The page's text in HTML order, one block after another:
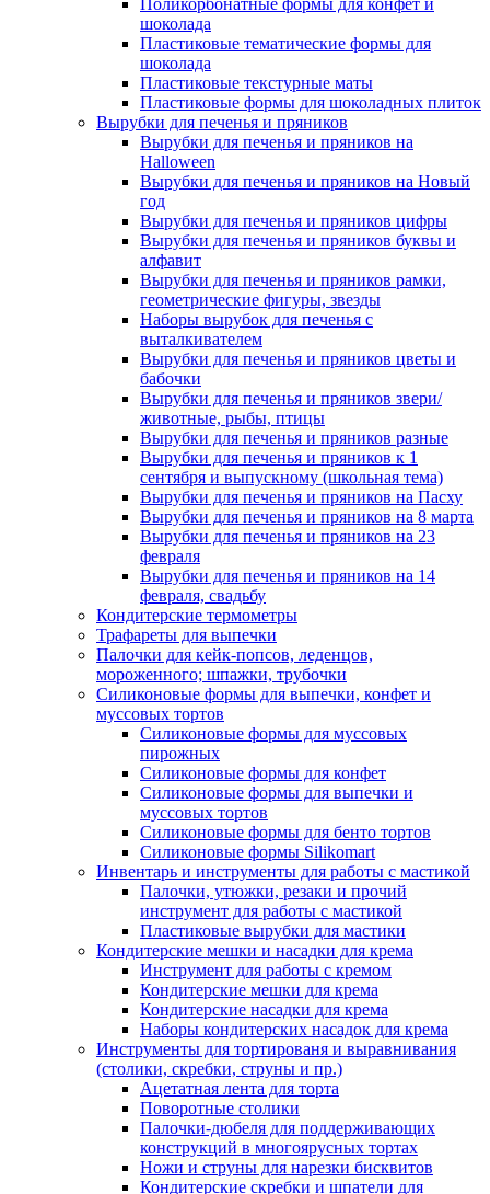
Поликорбонатные формы для конфет и
шоколада
Пластиковые тематические формы для
шоколада
Пластиковые текстурные маты
Пластиковые формы для шоколадных плиток
Вырубки для печенья и пряников
Вырубки для печенья и пряников на
Halloween
Вырубки для печенья и пряников на Новый
год
Вырубки для печенья и пряников цифры
Вырубки для печенья и пряников буквы и
алфавит
Вырубки для печенья и пряников рамки,
геометрические фигуры, звезды
Наборы вырубок для печенья с
выталкивателем
Вырубки для печенья и пряников цветы и
бабочки
Вырубки для печенья и пряников звери/
животные, рыбы, птицы
Вырубки для печенья и пряников разные
Вырубки для печенья и пряников к 1
сентября и выпускному (школьная тема)
Вырубки для печенья и пряников на Пасху
Вырубки для печенья и пряников на 8 марта
Вырубки для печенья и пряников на 23
февраля
Вырубки для печенья и пряников на 14
февраля, свадьбу
Кондитерские термометры
Трафареты для выпечки
Палочки для кейк-попсов, леденцов,
мороженного; шпажки, трубочки
Силиконовые формы для выпечки, конфет и
муссовых тортов
Силиконовые формы для муссовых
пирожных
Силиконовые формы для конфет
Силиконовые формы для выпечки и
муссовых тортов
Силиконовые формы для бенто тортов
Силиконовые формы Silikomart
Инвентарь и инструменты для работы с мастикой
Палочки, утюжки, резаки и прочий
инструмент для работы с мастикой
Пластиковые вырубки для мастики
Кондитерские мешки и насадки для крема
Инструмент для работы с кремом
Кондитерские мешки для крема
Кондитерские насадки для крема
Наборы кондитерских насадок для крема
Инструменты для тортированя и выравнивания
(столики, скребки, струны и пр.)
Ацетатная лента для торта
Поворотные столики
Палочки-дюбеля для поддерживающих
конструкций в многоярусных тортах
Ножи и струны для нарезки бисквитов
Кондитерские скребки и шпатели для